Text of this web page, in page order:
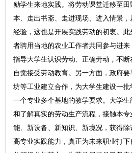
励学生来地实践。将劳动课堂迁移至
本、走出书斋、走进现场、进入情景
经验，这也是开展实践劳动的初衷。
者聘用当地的农业工作者共同参与进
指导大学生认识劳动、正确劳动，不断
自觉接受劳动教育。另一方面，政府
坊等工业建立合作，为大学生建设一
一个专业多个基地的教学要求。大学
和了解真实的劳动生产流程，接触本
能、新设备、新知识、新境况，获得
高专业实践能力，真正为未来职业打